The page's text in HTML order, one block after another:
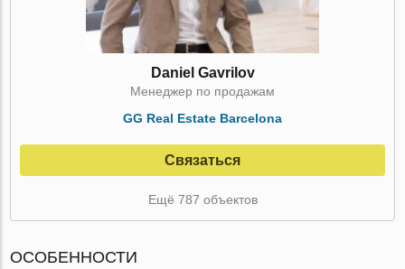
Daniel Gavrilov
Менеджер по продажам
GG Real Estate Barcelona
Связаться
Ещё 787 объектов
ОСОБЕННОСТИ